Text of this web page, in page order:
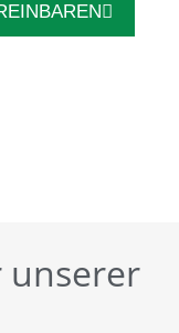
unserer